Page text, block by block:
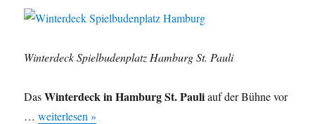
Winterdeck Spielbudenplatz Hamburg St. Pauli
DasWinterdeck in Hamburg St. Pauliauf der Bühne vor
…weiterlesen »